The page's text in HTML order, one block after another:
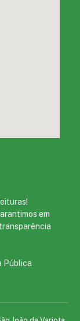
!
em
Pública